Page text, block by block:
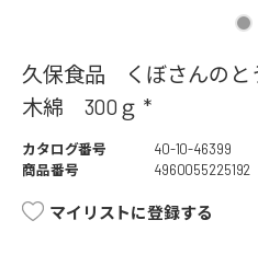
久保食品 くぼさんの
木綿 300ｇ *
カタログ番号
40-10-46399
商品番号
4960055225192
マイリストに登録する